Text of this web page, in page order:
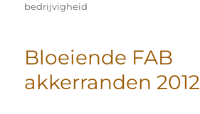
bedrijvigheid
Bloeiende FAB
akkerranden 2012